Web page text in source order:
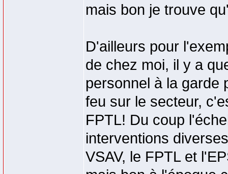
mais bon je trouve
D'ailleurs pour
de chez moi, il y a
personnel à la garde
feu sur le secteur,
FPTL! Du coup
interventions
VSAV, le FPTL et